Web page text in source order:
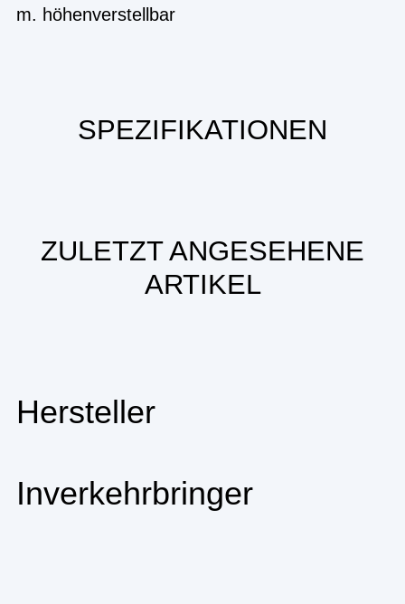
m. höhenverstellbar
SPEZIFIKATIONEN
ZULETZT ANGESEHENE
ARTIKEL
Hersteller
Inverkehrbringer